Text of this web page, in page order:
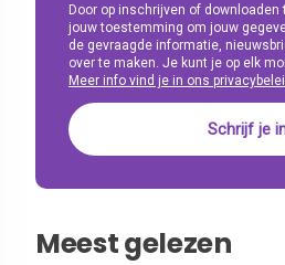
Door op inschrijven of downloaden
jouw toestemming om jouw
de gevraagde informatie,
over te maken. Je kunt je op elk
Meer info vind je in ons
Meest gelezen